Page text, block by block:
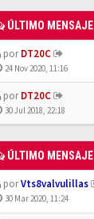
ÚLTIMO MENSAJE
porDT20C
24 Nov 2020, 11:16
porDT20C
30 Jul 2018, 22:18
ÚLTIMO MENSAJE
porVts8valvulillas
30 Mar 2020, 11:24